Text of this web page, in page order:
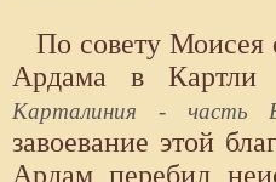
По совету Моисея
Ардама в
Карталиния - часть
завоевание этой
Ардам перебил